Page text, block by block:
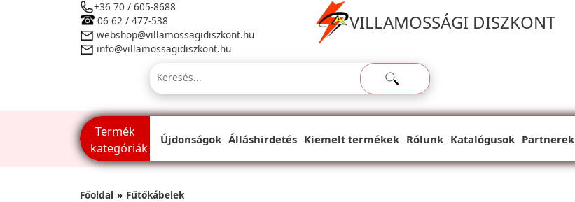
+36 70 / 605-8688
06 62 / 477-538
webshop@villamossagidiszkont.hu
info@villamossagidiszkont.hu
VILLAMOSSÁGI DISZKONT
Termék
kategóriák
Újdonságok Álláshirdetés Kiemelt termékek Rólunk Katalógusok Partnerek
Főoldal Fűtőkábelek